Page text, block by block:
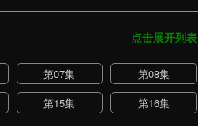
点击展开列表
第07集
第08集
第15集
第16集